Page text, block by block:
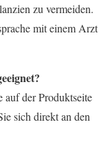
zu vermeiden.
mit einem Arzt
der Produktseite
sich direkt an den